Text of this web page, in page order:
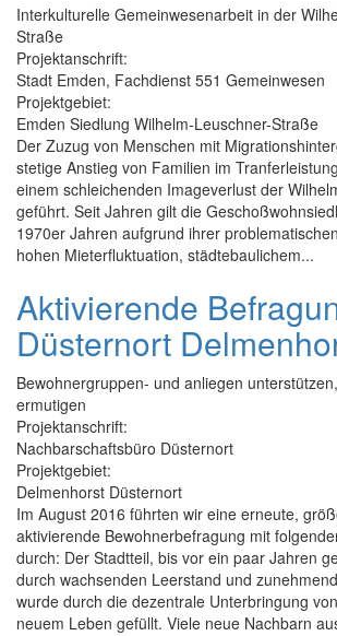
Interkulturelle Gemeinwesenarbeit in der
Straße
Projektanschrift:
Stadt Emden, Fachdienst 551 Gemeinwesen
Projektgebiet:
Emden Siedlung Wilhelm-Leuschner-Straße
Der Zuzug von Menschen mit
stetige Anstieg von Familien im
einem schleichenden Imageverlust der
geführt. Seit Jahren gilt die
1970er Jahren aufgrund ihrer
hohen Mieterfluktuation, städtebaulichem...
Aktivierende
Düsternort
Bewohnergruppen- und anliegen
ermutigen
Projektanschrift:
Nachbarschaftsbüro Düsternort
Projektgebiet:
Delmenhorst Düsternort
Im August 2016 führten wir eine erneute,
aktivierende Bewohnerbefragung mit
durch: Der Stadtteil, bis vor ein paar Jahren
durch wachsenden Leerstand und
wurde durch die dezentrale Unterbringung
neuem Leben gefüllt. Viele neue Nachbarn